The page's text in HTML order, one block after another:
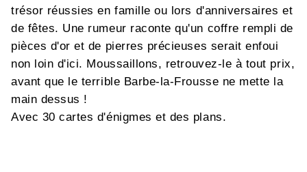
trésor réussies en famille ou lors d'anniversaires et
de fêtes. Une rumeur raconte qu'un coffre rempli de
pièces d'or et de pierres précieuses serait enfoui
non loin d'ici. Moussaillons, retrouvez-le à tout prix,
avant que le terrible Barbe-la-Frousse ne mette la
main dessus !
Avec 30 cartes d'énigmes et des plans.